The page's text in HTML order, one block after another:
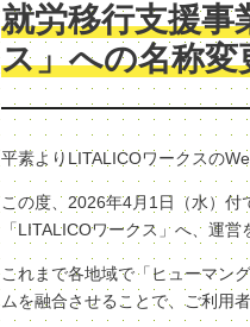
就労移行支援
ス」への名称
平素よりLITALICOワークスの
この度、2026年4月1日（水）
「LITALICOワークス」へ、運営
これまで各地域で「ヒューマン
ムを融合させることで、ご利用